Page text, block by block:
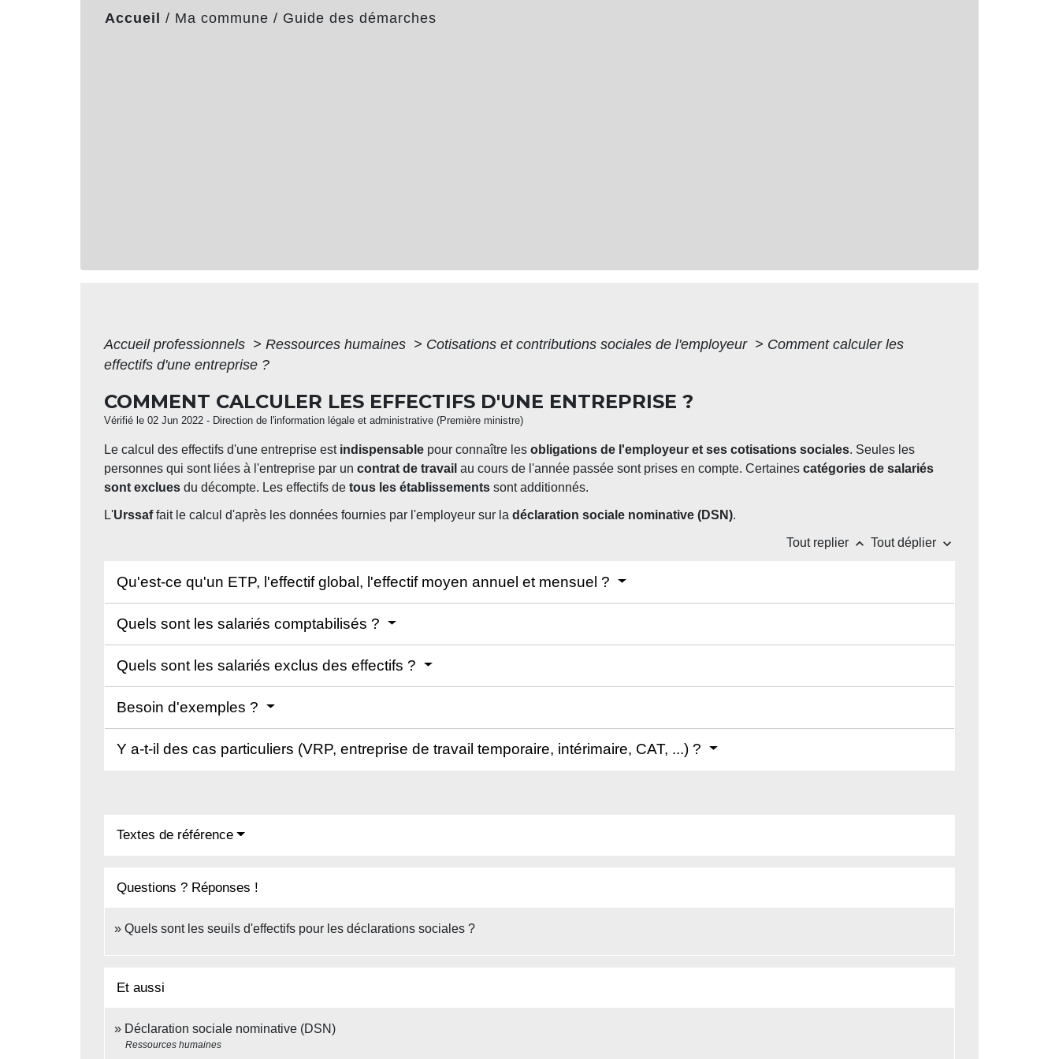
Accueil / Ma commune / Guide des démarches
Accueil professionnels > Ressources humaines > Cotisations et contributions sociales de l'employeur > Comment calculer les
effectifs d'une entreprise ?
COMMENT CALCULER LES EFFECTIFS D'UNE ENTREPRISE ?
Vérifié le 02 Jun 2022 - Direction de l'information légale et administrative (Première ministre)
Le calcul des effectifs d'une entreprise est indispensable pour connaître les obligations de l'employeur et ses cotisations sociales. Seules les
personnes qui sont liées à l'entreprise par un contrat de travail au cours de l'année passée sont prises en compte. Certaines catégories de salariés
sont exclues du décompte. Les effectifs de tous les établissements sont additionnés.
L'Urssaffait le calcul d'après les données fournies par l'employeur sur la déclaration sociale nominative (DSN).
Tout replier keyboard_arrow_up Tout déplier keyboard_arrow_down
Qu'est-ce qu'un ETP, l'effectif global, l'effectif moyen annuel et mensuel ?
Quels sont les salariés comptabilisés ?
Quels sont les salariés exclus des effectifs ?
Besoin d'exemples ?
Y a-t-il des cas particuliers (VRP, entreprise de travail temporaire, intérimaire, CAT, ...) ?
Textes de référence
Questions ? Réponses !
Quels sont les seuils d'effectifs pour les déclarations sociales ?
Et aussi
Déclaration sociale nominative (DSN)
Ressources humaines